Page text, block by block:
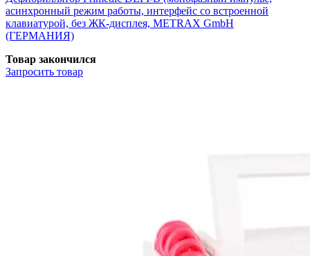
асинхронный режим работы, интерфейс со встроенной
клавиатурой, без ЖК-дисплея, METRAX GmbH
(ГЕРМАНИЯ)
Товар закончился
Запросить товар